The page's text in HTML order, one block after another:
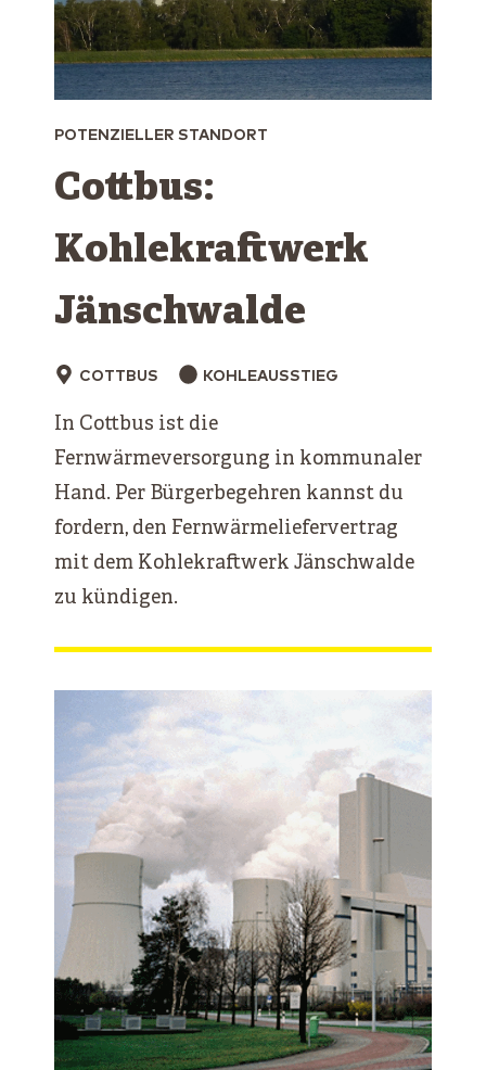
POTENZIELLER STANDORT
Cottbus:
Kohlekraftwerk
Jänschwalde
COTTBUS KOHLEAUSSTIEG
In Cottbus ist die
Fernwärmeversorgung in kommunaler
Hand. Per Bürgerbegehren kannst du
fordern, den Fernwärmeliefervertrag
mit dem Kohlekraftwerk Jänschwalde
zu kündigen.